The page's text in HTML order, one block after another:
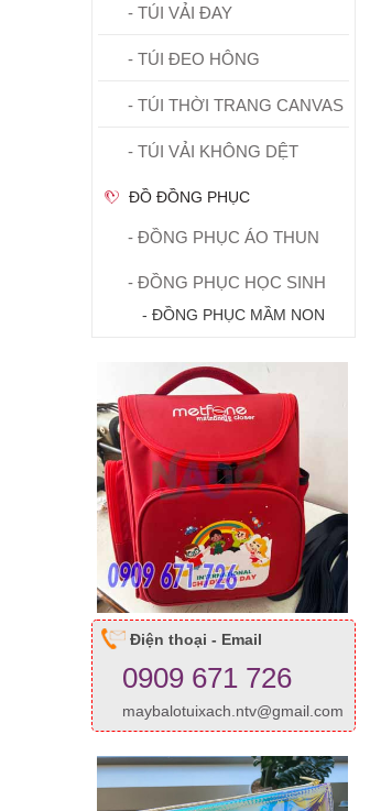
- TÚI VẢI ĐAY
- TÚI ĐEO HÔNG
- TÚI THỜI TRANG CANVAS
- TÚI VẢI KHÔNG DỆT
ĐỒ ĐỒNG PHỤC
- ĐỒNG PHỤC ÁO THUN
- ĐỒNG PHỤC HỌC SINH
- ĐỒNG PHỤC MẦM NON
Điện thoại - Email
0909 671 726
maybalotuixach.ntv@gmail.com